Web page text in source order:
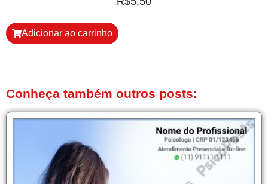
Adicionar ao carrinho
Conheça também outros posts: